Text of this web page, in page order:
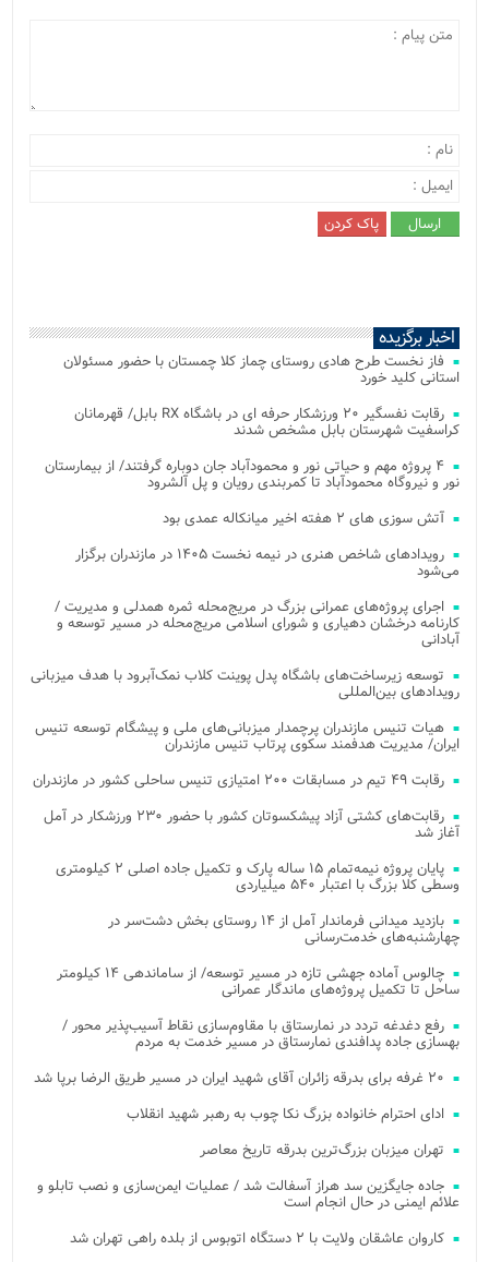
اخبار برگزیده
فاز نخست طرح هادی روستای چماز کلا چمستان با حضور مسئولان
استانی کلید خورد
رقابت نفسگیر ۲۰ ورزشکار حرفه ای در باشگاه RX بابل/ قهرمانان
کراسفیت شهرستان بابل مشخص شدند
۴ پروژه مهم و حیاتی نور و محمودآباد جان دوباره گرفتند/ از بیمارستان
نور و نیروگاه محمودآباد تا کمربندی رویان و پل آلشرود
آتش‌ سوزی‌ های ۲ هفته اخیر میانکاله عمدی بود
رویدادهای شاخص هنری در نیمه نخست ۱۴۰۵ در مازندران برگزار
می‌شود
اجرای پروژه‌های عمرانی بزرگ در مریج‌محله ثمره همدلی و مدیریت /
کارنامه درخشان دهیاری و شورای اسلامی مریج‌محله در مسیر توسعه و
آبادانی
توسعه زیرساخت‌های باشگاه پدل پوینت کلاب نمک‌آبرود با هدف میزبانی
رویدادهای بین‌المللی
هیات تنیس مازندران پرچمدار میزبانی‌های ملی و پیشگام توسعه تنیس
ایران/ مدیریت هدفمند سکوی پرتاب تنیس مازندران
رقابت ۴۹ تیم در مسابقات ۲۰۰ امتیازی تنیس ساحلی کشور در مازندران
رقابت‌های کشتی آزاد پیشکسوتان کشور با حضور ۲۳۰ ورزشکار در آمل
آغاز شد
پایان پروژه نیمه‌تمام ۱۵ ساله پارک و تکمیل جاده اصلی ۲ کیلومتری
وسطی کلا بزرگ با اعتبار ۵۴۰ میلیاردی
بازدید میدانی فرماندار آمل از ۱۴ روستای بخش دشت‌سر در
چهارشنبه‌های خدمت‌رسانی
چالوس آماده جهشی تازه در مسیر توسعه/ از ساماندهی ۱۴ کیلومتر
ساحل تا تکمیل پروژه‌های ماندگار عمرانی
رفع دغدغه تردد در نمارستاق با مقاوم‌سازی نقاط آسیب‌پذیر محور /
بهسازی جاده پدافندی نمارستاق در مسیر خدمت به مردم
۲۰ غرفه برای بدرقه زائران آقای شهید ایران در مسیر طریق الرضا برپا شد
ادای احترام خانواده بزرگ نکا چوب به رهبر شهید انقلاب
تهران میزبان بزرگ‌ترین بدرقه تاریخ معاصر
جاده جایگزین سد هراز آسفالت شد / عملیات ایمن‌سازی و نصب تابلو و
علائم ایمنی در حال انجام است
کاروان عاشقان ولایت با ۲ دستگاه اتوبوس از بلده راهی تهران شد